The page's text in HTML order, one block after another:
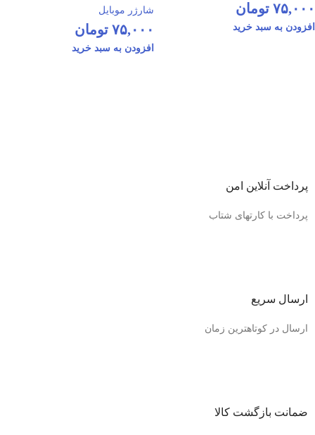
۷۵,۰۰۰ تومان
افزودن به سبد خرید
شارژر موبایل
۷۵,۰۰۰ تومان
افزودن به سبد خرید
پرداخت آنلاین امن
پرداخت با کارتهای شتاب
ارسال سریع
ارسال در کوتاهترین زمان
ضمانت بازگشت کالا